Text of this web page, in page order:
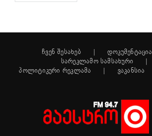
ჩვენ შესახებ
დოკუმენტაცია
სარეკლამო სამსახური
პოლიტიკური რეკლამა
ვაკანსია